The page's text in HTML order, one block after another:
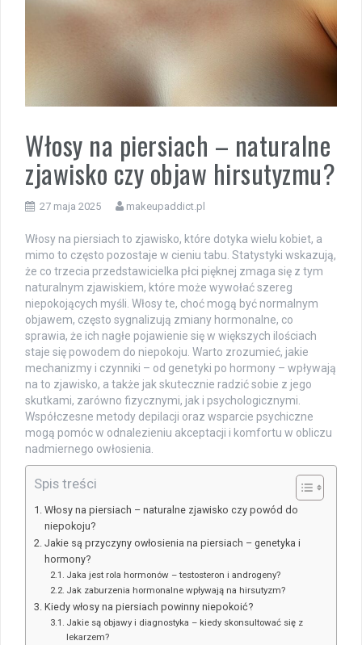
Włosy na piersiach – naturalne
zjawisko czy objaw hirsutyzmu?
27 maja 2025 makeupaddict.pl
Włosy na piersiach to zjawisko, które dotyka wielu kobiet, a
mimo to często pozostaje w cieniu tabu. Statystyki wskazują,
że co trzecia przedstawicielka płci pięknej zmaga się z tym
naturalnym zjawiskiem, które może wywołać szereg
niepokojących myśli. Włosy te, choć mogą być normalnym
objawem, często sygnalizują zmiany hormonalne, co
sprawia, że ich nagłe pojawienie się w większych ilościach
staje się powodem do niepokoju. Warto zrozumieć, jakie
mechanizmy i czynniki – od genetyki po hormony – wpływają
na to zjawisko, a także jak skutecznie radzić sobie z jego
skutkami, zarówno fizycznymi, jak i psychologicznymi.
Współczesne metody depilacji oraz wsparcie psychiczne
mogą pomóc w odnalezieniu akceptacji i komfortu w obliczu
nadmiernego owłosienia.
Spis treści
Włosy na piersiach – naturalne zjawisko czy powód do
niepokoju?
Jakie są przyczyny owłosienia na piersiach – genetyka i
hormony?
Jaka jest rola hormonów – testosteron i androgeny?
Jak zaburzenia hormonalne wpływają na hirsutyzm?
Kiedy włosy na piersiach powinny niepokoić?
Jakie są objawy i diagnostyka – kiedy skonsultować się z
lekarzem?